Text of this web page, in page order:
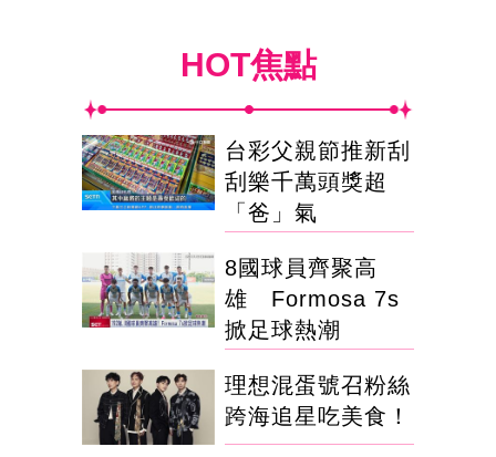
HOT焦點
台彩父親節推新刮
刮樂千萬頭獎超
「爸」氣
8國球員齊聚高
雄 Formosa 7s
掀足球熱潮
理想混蛋號召粉絲
跨海追星吃美食！